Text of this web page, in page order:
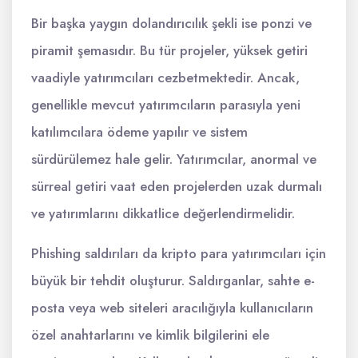
Bir başka yaygın dolandırıcılık şekli ise ponzi ve
piramit şemasıdır. Bu tür projeler, yüksek getiri
vaadiyle yatırımcıları cezbetmektedir. Ancak,
genellikle mevcut yatırımcıların parasıyla yeni
katılımcılara ödeme yapılır ve sistem
sürdürülemez hale gelir. Yatırımcılar, anormal ve
sürreal getiri vaat eden projelerden uzak durmalı
ve yatırımlarını dikkatlice değerlendirmelidir.
Phishing saldırıları da kripto para yatırımcıları için
büyük bir tehdit oluşturur. Saldırganlar, sahte e-
posta veya web siteleri aracılığıyla kullanıcıların
özel anahtarlarını ve kimlik bilgilerini ele